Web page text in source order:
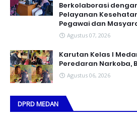
Berkolaborasi dengan
Pelayanan
Pegawai dan
Agustus 07, 2026
Karutan Kelas I
Peredaran Narkoba,
Agustus 06, 2026
DPRD MEDAN